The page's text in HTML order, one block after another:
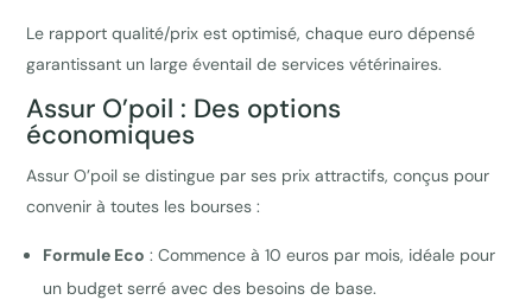
Le rapport qualité/prix est optimisé, chaque euro dépensé
garantissant un large éventail de services vétérinaires.
Assur O’poil : Des options
économiques
Assur O’poil se distingue par ses prix attractifs, conçus pour
convenir à toutes les bourses :
Formule Eco : Commence à 10 euros par mois, idéale pour
un budget serré avec des besoins de base.